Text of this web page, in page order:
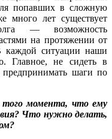
попавших в сложную
много лет существует
— возможность
на протяжении от
каждой ситуации наши
Главное, не сидеть в
шаги по
того момента, что ему
Что нужно делать,